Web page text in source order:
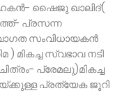
ഷൈജു ഖാലിദ്‌(
പ്രസന്ന
സംവിധായകൻ
) മികച്ച സ്വഭാവ നടി
പ്രേമലു)മികച്ച
പ്രത്യേക ജൂറി